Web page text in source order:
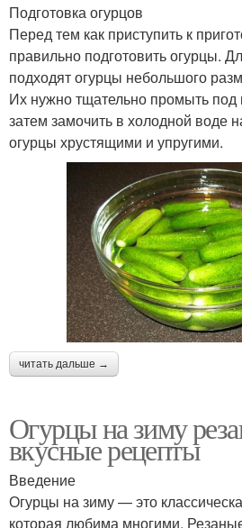
Подготовка огурцов
Перед тем как приступить к
правильно подготовить огурцы.
подходят огурцы небольшого
Их нужно тщательно промыть под
затем замочить в холодной воде
огурцы хрустящими и упругими.
читать дальше →
Огурцы на зиму
вкусные рецепты
Введение
Огурцы на зиму — это
которая любима многими.